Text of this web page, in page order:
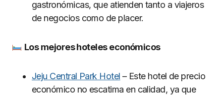
gastronómicas, que atienden tanto a viajeros
de negocios como de placer.
Los mejores hoteles económicos
Jeju Central Park Hotel – Este hotel de precio
económico no escatima en calidad, ya que